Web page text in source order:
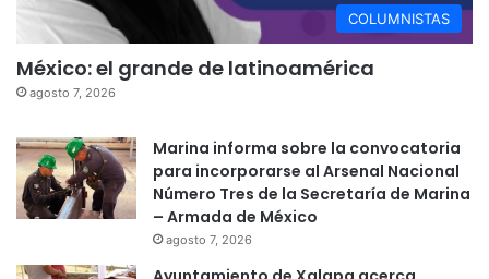
COLUMNISTAS
México: el grande de latinoamérica
agosto 7, 2026
Marina informa sobre la convocatoria
para incorporarse al Arsenal Nacional
Número Tres de la Secretaría de Marina
– Armada de México
agosto 7, 2026